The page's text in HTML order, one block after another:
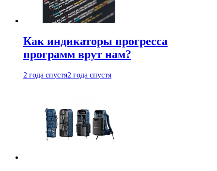
Как индикаторы прогресса
программ врут нам?
2 года спустя2 года спустя